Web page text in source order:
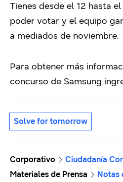
Tienes desde el 12 hasta
poder votar y el equipo
a mediados de noviembre.
Para obtener más
concurso de Samsung
Solve for tomorrow
Corporativo
Ciudadanía
Materiales de Prensa
Notas